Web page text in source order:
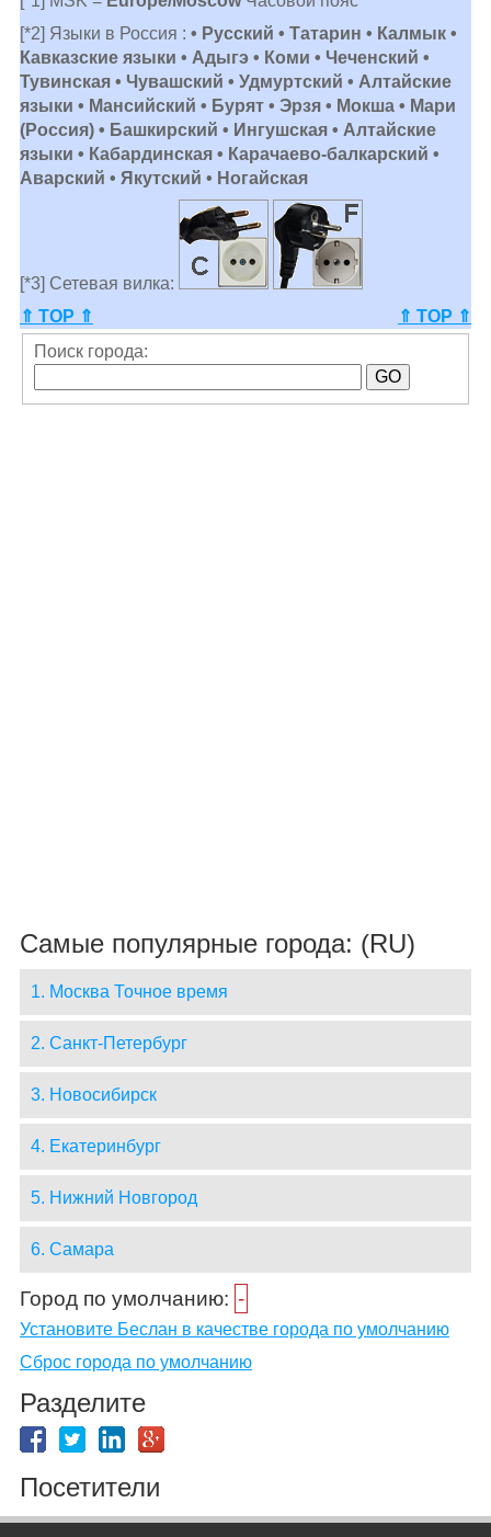
[*2] Языки в Россия : • Русский • Татарин • Калмык •
Кавказские языки • Адыгэ • Коми • Чеченский •
Тувинская • Чувашский • Удмуртский • Алтайские
языки • Мансийский • Бурят • Эрзя • Мокша • Мари
(Россия) • Башкирский • Ингушская • Алтайские
языки • Кабардинская • Карачаево-балкарский •
Аварский • Якутский • Ногайская
[*3] Сетевая вилка:
⇑ TOP ⇑
⇑ TOP ⇑
Поиск города:
Самые популярные города: (RU)
1. Москва Точное время
2. Санкт-Петербург
3. Новосибирск
4. Екатеринбург
5. Нижний Новгород
6. Самара
Город по умолчанию: -
Установите Беслан в качестве города по умолчанию
Сброс города по умолчанию
Разделите
Посетители